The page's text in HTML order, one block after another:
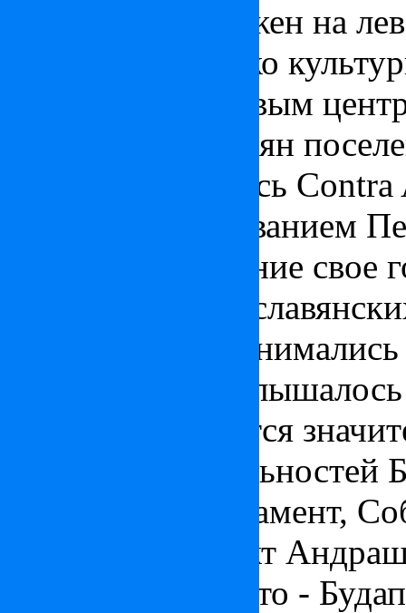
– расположен на
является не только
деловым и торговым
Во времена римлян
Пешта, называлось
Городом под названием
в XII веке. Название свое
корней, то ли от
Дуная славяне
повсюду тогда,
В Пеште находится
Венгерский парламент,
Героев и проспект
слово Пешт вместо -